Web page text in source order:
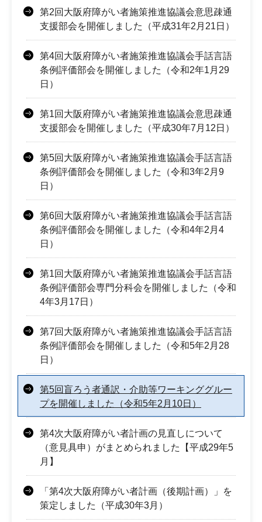
第2回大阪府障がい者施策推進協議会意思疎通
支援部会を開催しました（平成31年2月21日）
第4回大阪府障がい者施策推進協議会手話言語
条例評価部会を開催しました（令和2年1月29
日）
第1回大阪府障がい者施策推進協議会意思疎通
支援部会を開催しました（平成30年7月12日）
第5回大阪府障がい者施策推進協議会手話言語
条例評価部会を開催しました（令和3年2月9
日）
第6回大阪府障がい者施策推進協議会手話言語
条例評価部会を開催しました（令和4年2月4
日）
第1回大阪府障がい者施策推進協議会手話言語
条例評価部会専門分科会を開催しました（令和
4年3月17日）
第7回大阪府障がい者施策推進協議会手話言語
条例評価部会を開催しました（令和5年2月28
日）
第5回盲ろう者通訳・介助等ワーキンググルー
プを開催しました（令和5年2月10日）
第4次大阪府障がい者計画の見直しについて
（意見具申）がまとめられました【平成29年5
月】
「第4次大阪府障がい者計画（後期計画）」を
策定しました（平成30年3月）